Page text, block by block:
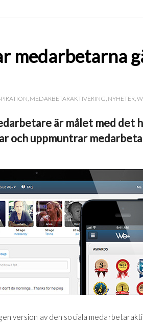
medarbetarna
, MEDARBETARAKTIVERING, NYHETER,
är målet med det
och uppmuntrar
version av den sociala